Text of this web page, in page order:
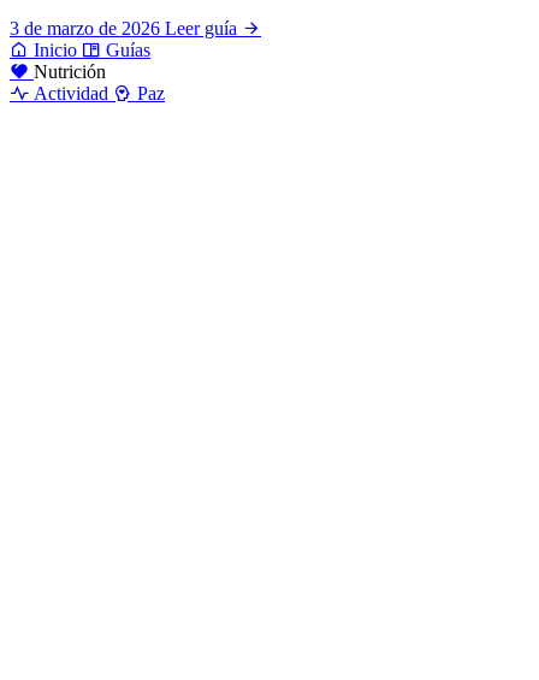
3 de marzo de 2026 Leer guía
Inicio
Guías
Nutrición
Actividad
Paz